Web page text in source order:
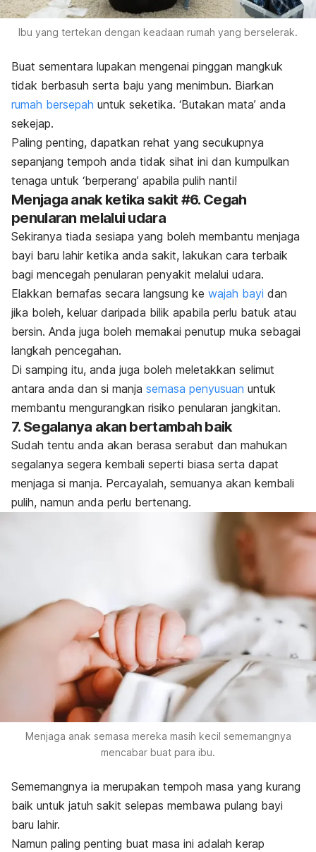
Ibu yang tertekan dengan keadaan rumah yang berselerak.
Buat sementara lupakan mengenai pinggan mangkuk
tidak berbasuh serta baju yang menimbun. Biarkan
rumah bersepah untuk seketika. ‘Butakan mata’ anda
sekejap.
Paling penting, dapatkan rehat yang secukupnya
sepanjang tempoh anda tidak sihat ini dan kumpulkan
tenaga untuk ‘berperang’ apabila pulih nanti!
Menjaga anak ketika sakit #6. Cegah
penularan melalui udara
Sekiranya tiada sesiapa yang boleh membantu menjaga
bayi baru lahir ketika anda sakit, lakukan cara terbaik
bagi mencegah penularan penyakit melalui udara.
Elakkan bernafas secara langsung ke wajah bayi dan
jika boleh, keluar daripada bilik apabila perlu batuk atau
bersin. Anda juga boleh memakai penutup muka sebagai
langkah pencegahan.
Di samping itu, anda juga boleh meletakkan selimut
antara anda dan si manja semasa penyusuan untuk
membantu mengurangkan risiko penularan jangkitan.
7. Segalanya akan bertambah baik
Sudah tentu anda akan berasa serabut dan mahukan
segalanya segera kembali seperti biasa serta dapat
menjaga si manja. Percayalah, semuanya akan kembali
pulih, namun anda perlu bertenang.
Menjaga anak semasa mereka masih kecil sememangnya
mencabar buat para ibu.
Sememangnya ia merupakan tempoh masa yang kurang
baik untuk jatuh sakit selepas membawa pulang bayi
baru lahir.
Namun paling penting buat masa ini adalah kerap